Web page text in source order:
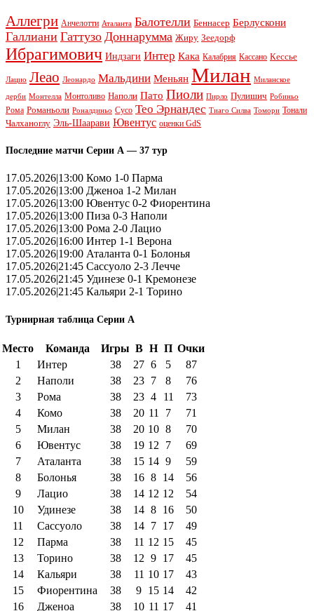
Аллегри Анчелотти Аталанта Балотелли Беннасер Берлускони
Галлиани Гаттузо Доннарумма Жиру Зеедорф
Ибрагимович Индзаги Интер Кака Калабрия Кассано Кессье
Лацио Леао Леонардо Мальдини Меньян Милан Миланское
дерби Монтелла Монтоливо Наполи Пато Пиоли Пирло Пулишич Робиньо
Рома Романьоли Роналдиньо Сусо Тео Эрнандес Тиаго Силва Томори Тонали
Чалханоглу Эль-Шаарави Ювентус оценки GdS
Последние матчи Серии А — 37 тур
17.05.2026|13:00 Комо 1-0 Парма
17.05.2026|13:00 Дженоа 1-2 Милан
17.05.2026|13:00 Ювентус 0-2 Фиорентина
17.05.2026|13:00 Пиза 0-3 Наполи
17.05.2026|13:00 Рома 2-0 Лацио
17.05.2026|16:00 Интер 1-1 Верона
17.05.2026|19:00 Аталанта 0-1 Болонья
17.05.2026|21:45 Сассуоло 2-3 Лечче
17.05.2026|21:45 Удинезе 0-1 Кремонезе
17.05.2026|21:45 Кальяри 2-1 Торино
Турнирная таблица Серии А
Место Команда Игры В Н П Очки
1
Интер 38 27 6 5
87
2
Наполи 38 23 7 8
76
3
Рома 38 23 4 11
73
4
Комо 38 20 11 7
71
5
Милан 38 20 10 8
70
6
Ювентус 38 19 12 7
69
7
Аталанта 38 15 14 9
59
8
Болонья 38 16 8 14
56
9
Лацио 38 14 12 12
54
10
Удинезе 38 14 8 16
50
11
Сассуоло 38 14 7 17
49
12
Парма 38 11 12 15
45
13
Торино 38 12 9 17
45
14
Кальяри 38 11 10 17
43
15
Фиорентина 38 9 15 14
42
16
Дженоа 38 10 11 17 41